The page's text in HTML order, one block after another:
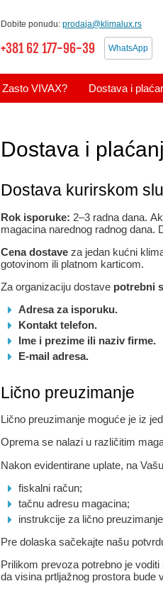
Dobite ponudu: prodaja@klimalux.rs
+381 62 177-96-39 WhatsApp
Zasto VIVAX? Dostava i
Dostava i
Dostava kurirskom
Rok isporuke: 2–3 radna dana.
magacina narednog radnog dana.
Cena dostave za jedan kućni
gotovinom ili platnom karticom.
Za organizaciju dostave potrebni
Adresa za isporuku.
Kontakt telefon.
Ime i prezime ili naziv firme.
E-mail adresa.
Lično preuzimanje
Lično preuzimanje moguće je iz
Oprema se nalazi u različitim
Nakon evidentirane uplate, na
fiskalni račun;
tačnu adresu magacina;
instrukcije za lično
Pre dolaska sačekajte našu
Prilikom prevoza potrebno je
da visina prtljažnog prostora bude